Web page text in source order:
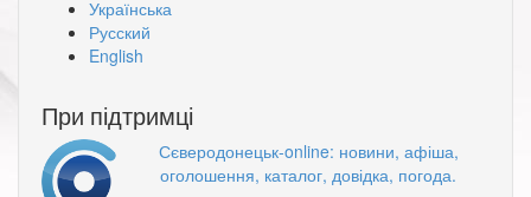
Українська
Русский
English
При підтримці
Сєверодонецьк-online: новини, афіша,
оголошення, каталог, довідка, погода.